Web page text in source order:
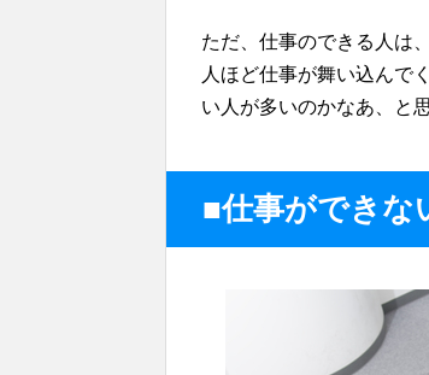
ただ、仕事のできる人は
人ほど仕事が舞い込んで
い人が多いのかなあ、と
■仕事ができな